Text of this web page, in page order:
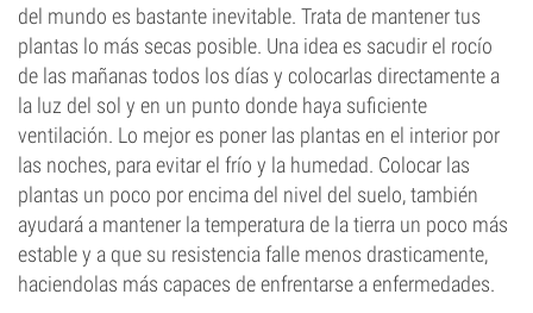
del mundo es bastante inevitable. Trata de mantener tus
plantas lo más secas posible. Una idea es sacudir el rocío
de las mañanas todos los días y colocarlas directamente a
la luz del sol y en un punto donde haya suficiente
ventilación. Lo mejor es poner las plantas en el interior por
las noches, para evitar el frío y la humedad. Colocar las
plantas un poco por encima del nivel del suelo, también
ayudará a mantener la temperatura de la tierra un poco más
estable y a que su resistencia falle menos drasticamente,
haciendolas más capaces de enfrentarse a enfermedades.